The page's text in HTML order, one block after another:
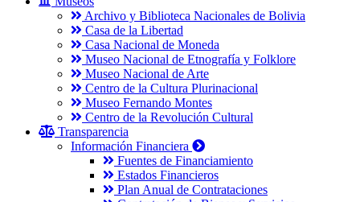
Archivo y Biblioteca Nacionales de Bolivia
Casa de la Libertad
Casa Nacional de Moneda
Museo Nacional de Etnografía y Folklore
Museo Nacional de Arte
Centro de la Cultura Plurinacional
Museo Fernando Montes
Centro de la Revolución Cultural
Transparencia
Información Financiera
Fuentes de Financiamiento
Estados Financieros
Plan Anual de Contrataciones